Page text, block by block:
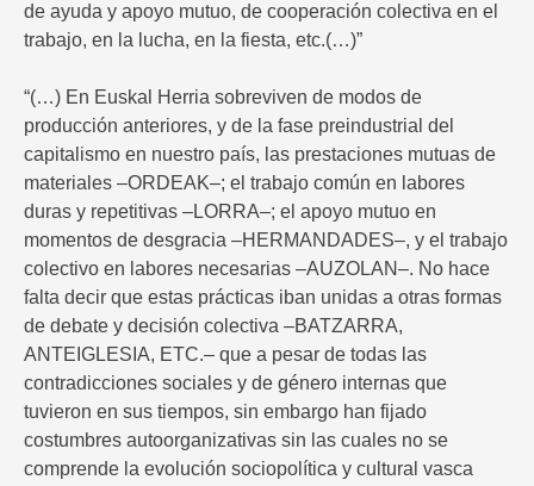
de ayuda y apoyo mutuo, de cooperación colectiva en el
trabajo, en la lucha, en la fiesta, etc.(…)”
“(…) En Euskal Herria sobreviven de modos de
producción anteriores, y de la fase preindustrial del
capitalismo en nuestro país, las prestaciones mutuas de
materiales –ORDEAK–; el trabajo común en labores
duras y repetitivas –LORRA–; el apoyo mutuo en
momentos de desgracia –HERMANDADES–, y el trabajo
colectivo en labores necesarias –AUZOLAN–. No hace
falta decir que estas prácticas iban unidas a otras formas
de debate y decisión colectiva –BATZARRA,
ANTEIGLESIA, ETC.– que a pesar de todas las
contradicciones sociales y de género internas que
tuvieron en sus tiempos, sin embargo han fijado
costumbres autoorganizativas sin las cuales no se
comprende la evolución sociopolítica y cultural vasca